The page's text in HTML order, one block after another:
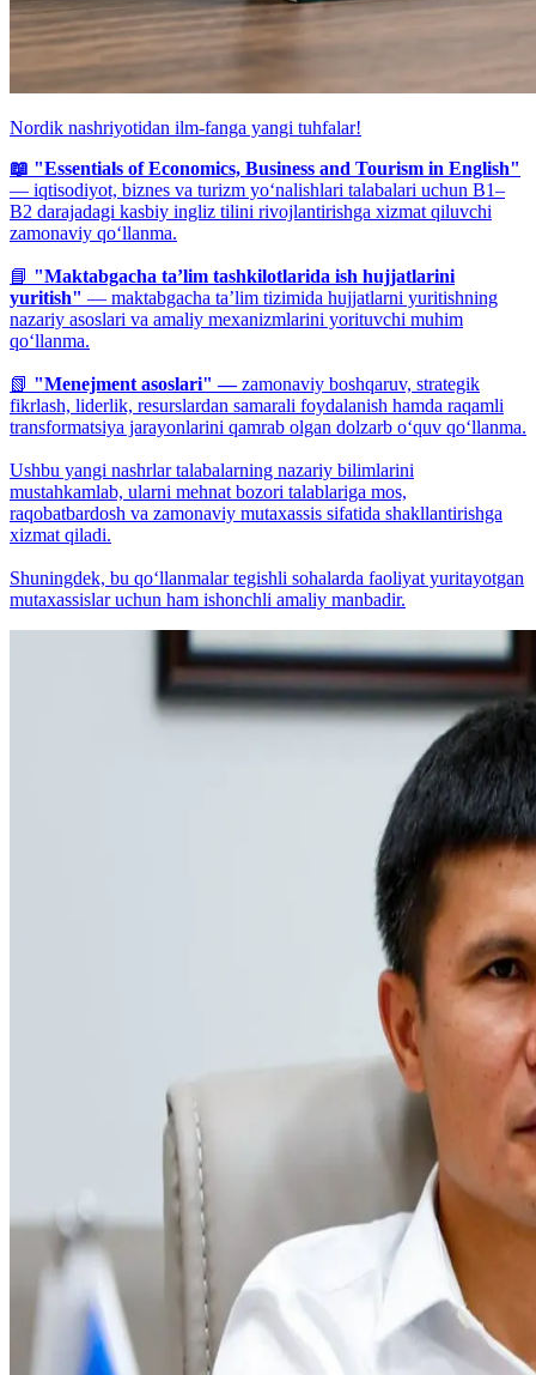
Nordik nashriyotidan ilm-fanga yangi tuhfalar!
📖 "Essentials of Economics, Business and Tourism in English"
— iqtisodiyot, biznes va turizm yo‘nalishlari talabalari uchun B1–
B2 darajadagi kasbiy ingliz tilini rivojlantirishga xizmat qiluvchi
zamonaviy qo‘llanma.
📘 "Maktabgacha ta’lim tashkilotlarida ish hujjatlarini
yuritish" — maktabgacha ta’lim tizimida hujjatlarni yuritishning
nazariy asoslari va amaliy mexanizmlarini yorituvchi muhim
qo‘llanma.
📗 "Menejment asoslari" —zamonaviy boshqaruv, strategik
fikrlash, liderlik, resurslardan samarali foydalanish hamda raqamli
transformatsiya jarayonlarini qamrab olgan dolzarb o‘quv qo‘llanma.
Ushbu yangi nashrlar talabalarning nazariy bilimlarini
mustahkamlab, ularni mehnat bozori talablariga mos,
raqobatbardosh va zamonaviy mutaxassis sifatida shakllantirishga
xizmat qiladi.
Shuningdek, bu qo‘llanmalar tegishli sohalarda faoliyat yuritayotgan
mutaxassislar uchun ham ishonchli amaliy manbadir.